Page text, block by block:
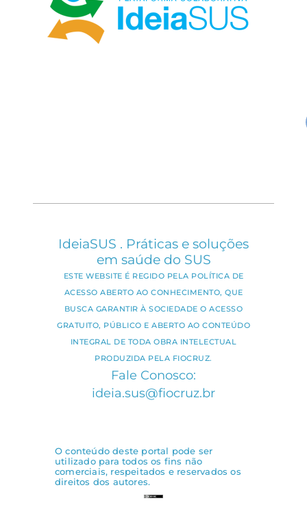
IdeiaSUS . Práticas e soluções
em saúde do SUS
ESTE WEBSITE É REGIDO PELA POLÍTICA DE
ACESSO ABERTO AO CONHECIMENTO, QUE
BUSCA GARANTIR À SOCIEDADE O ACESSO
GRATUITO, PÚBLICO E ABERTO AO CONTEÚDO
INTEGRAL DE TODA OBRA INTELECTUAL
PRODUZIDA PELA FIOCRUZ.
Fale Conosco:
ideia.sus@fiocruz.br
O conteúdo deste portal pode ser
utilizado para todos os fins não
comerciais, respeitados e reservados os
direitos dos autores.